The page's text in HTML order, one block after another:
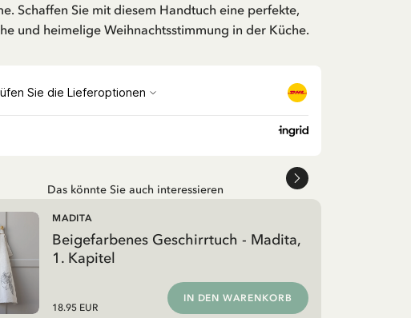
Schaffen Sie mit diesem Handtuch eine perfekte,
und heimelige Weihnachtsstimmung in der Küche.
Das könnte Sie auch interessieren
Beigefarbenes Geschirrtuch - Madita,
1. Kapitel
MADITA
18.95 EUR
IN DEN WARENKORB